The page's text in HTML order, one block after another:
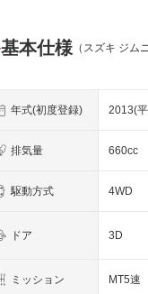
基本仕様 （スズキ ジム
年式(初度登録) 2013(
排気量 660cc
駆動方式 4WD
ドア 3D
ミッション MT5速